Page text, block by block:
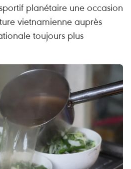
planétaire une occasion
vietnamienne auprès
toujours plus